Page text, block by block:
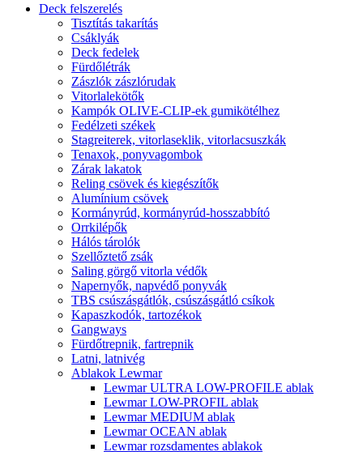
Deck felszerelés
Tisztítás takarítás
Csáklyák
Deck fedelek
Fürdőlétrák
Zászlók zászlórudak
Vitorlalekötők
Kampók OLIVE-CLIP-ek gumikötélhez
Fedélzeti székek
Stagreiterek, vitorlaseklik, vitorlacsuszkák
Tenaxok, ponyvagombok
Zárak lakatok
Reling csövek és kiegészítők
Alumínium csövek
Kormányrúd, kormányrúd-hosszabbító
Orrkilépők
Hálós tárolók
Szellőztető zsák
Saling görgő vitorla védők
Napernyők, napvédő ponyvák
TBS csúszásgátlók, csúszásgátló csíkok
Kapaszkodók, tartozékok
Gangways
Fürdőtrepnik, fartrepnik
Latni, latnivég
Ablakok Lewmar
Lewmar ULTRA LOW-PROFILE ablak
Lewmar LOW-PROFIL ablak
Lewmar MEDIUM ablak
Lewmar OCEAN ablak
Lewmar rozsdamentes ablakok